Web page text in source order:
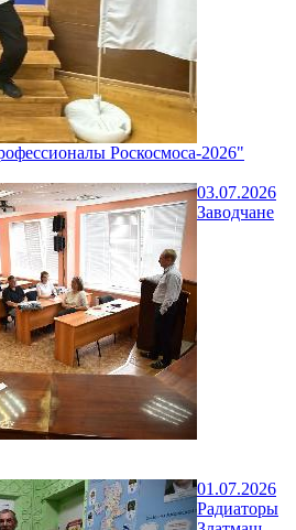
Роскосмоса-2026"
03.07.2026
Заводчане
01.07.2026
Радиаторы